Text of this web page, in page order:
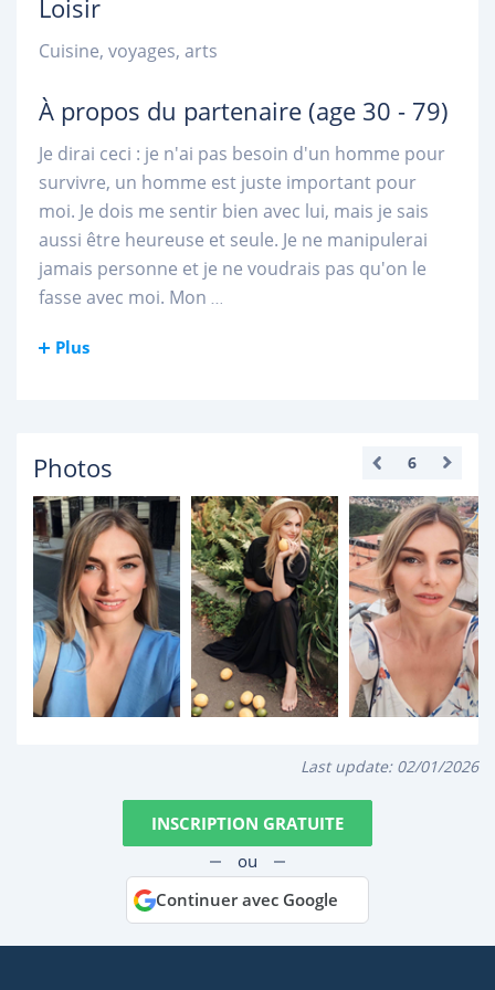
Loisir
Cuisine, voyages, arts
À propos du partenaire (age 30 - 79)
Je dirai ceci : je n'ai pas besoin d'un homme pour
survivre, un homme est juste important pour
moi. Je dois me sentir bien avec lui, mais je sais
aussi être heureuse et seule. Je ne manipulerai
jamais personne et je ne voudrais pas qu'on le
fasse avec moi. Mon ...
Plus
Photos 6
Last update: 02/01/2026
INSCRIPTION GRATUITE
ou
Continuer avec Google